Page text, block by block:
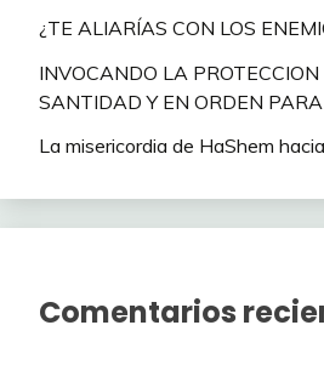
¿TE ALIARÍAS CON LOS
INVOCANDO LA
SANTIDAD Y EN ORDEN
La misericordia de HaShem
Comentarios